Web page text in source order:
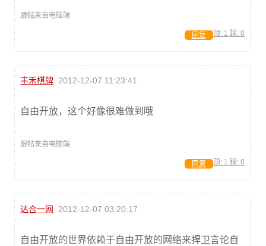
跟帖来自电脑端
顶: 1 踩: 0
回复
丰禾棋牌 2012-12-07 11:23:41
自由开放，这个好像很难做到哦
跟帖来自电脑端
顶: 1 踩: 0
回复
达合一网 2012-12-07 03:20:17
自由开放的世界依赖于自由开放的网络来捍卫言论自